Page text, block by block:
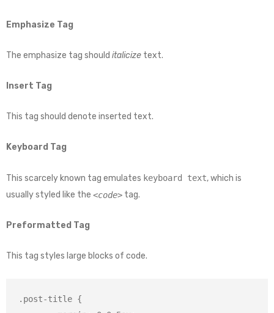
Emphasize Tag
The emphasize tag should italicize text.
Insert Tag
This tag should denote inserted text.
Keyboard Tag
This scarcely known tag emulates keyboard text, which is
usually styled like the <code> tag.
Preformatted Tag
This tag styles large blocks of code.
.post-title {